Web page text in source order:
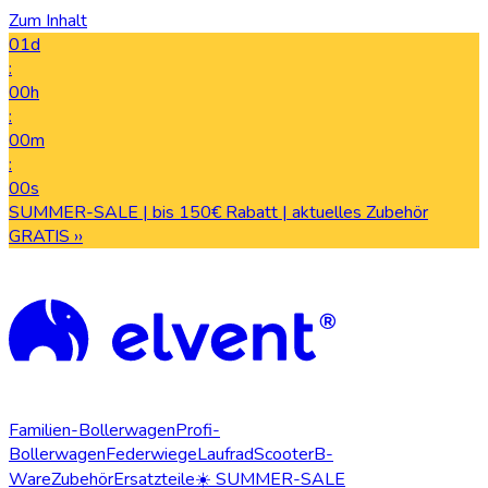
Zum Inhalt
01d
:
00h
:
00m
:
00s
SUMMER-SALE | bis 150€ Rabatt | aktuelles Zubehör
GRATIS ››
Familien-BollerwagenProfi-
BollerwagenFederwiegeLaufradScooterB-
WareZubehörErsatzteile☀️ SUMMER-SALE